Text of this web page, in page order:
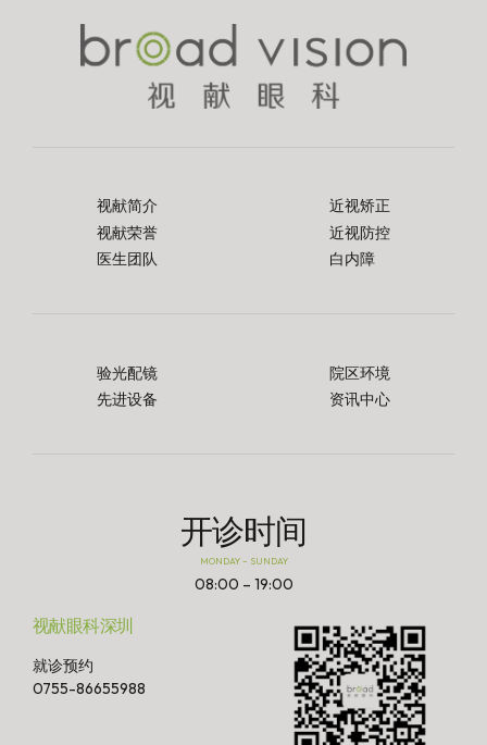
视献简介
视献荣誉
医生团队
近视矫正
近视防控
白内障
验光配镜
先进设备
院区环境
资讯中心
开诊时间
MONDAY – SUNDAY
08:00 – 19:00
视献眼科深圳
就诊预约
0755-86655988